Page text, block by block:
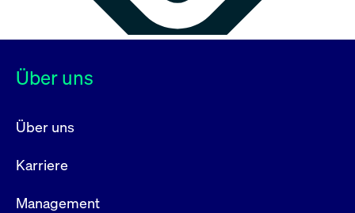
Über uns
Über uns
Karriere
Management